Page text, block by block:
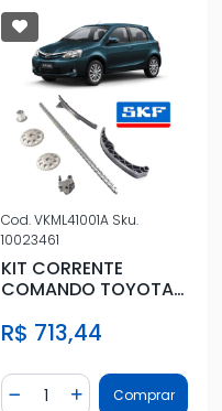
Cod.VKML41001A Sku.
10023461
KIT CORRENTE
COMANDO TOYOTA
2021
R$ 713,44
Diminuir Quantidade
Quantidade
AdicionarComprar